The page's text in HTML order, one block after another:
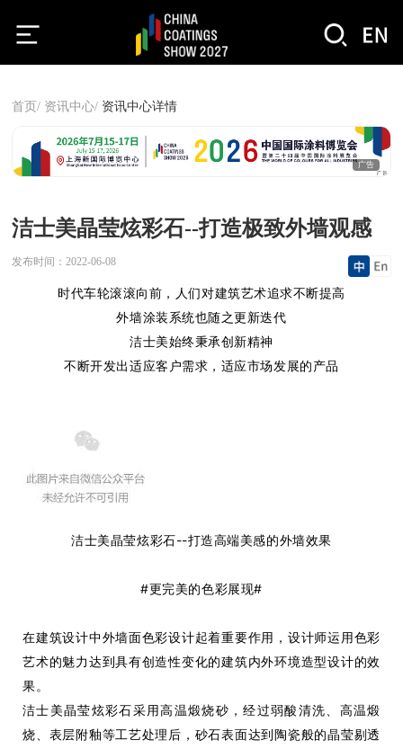
首页/ 资讯中心/ 资讯中心详情
广告
洁士美晶莹炫彩石--打造极致外墙观感
发布时间： 2022-06-08
时代车轮滚滚向前，人们对建筑艺术追求不断提高
外墙涂装系统也随之更新迭代
洁士美始终秉承创新精神
不断开发出适应客户需求，适应市场发展的产品
洁士美晶莹炫彩石--打造高端美感的外墙效果
#更完美的色彩展现#
在建筑设计中外墙面色彩设计起着重要作用，设计师运用色彩
艺术的魅力达到具有创造性变化的建筑内外环境造型设计的效
果。
洁士美晶莹炫彩石采用高温煅烧砂，经过弱酸清洗、高温煅
烧、表层附釉等工艺处理后，砂石表面达到陶瓷般的晶莹剔透